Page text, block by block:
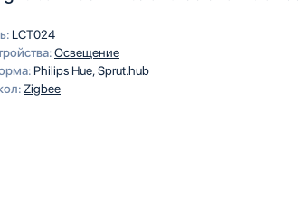
LCT024
Освещение
Philips HueSprut.hub
Zigbee